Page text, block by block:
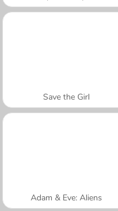
Save the Girl
Adam & Eve: Aliens